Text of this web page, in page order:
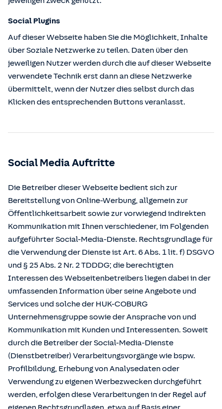
Social Plugins
Auf dieser Webseite haben Sie die Möglichkeit, Inhalte
über Soziale Netzwerke zu teilen. Daten über den
jeweiligen Nutzer werden durch die auf dieser Webseite
verwendete Technik erst dann an diese Netzwerke
übermittelt, wenn der Nutzer dies selbst durch das
Klicken des entsprechenden Buttons veranlasst.
Social Media Auftritte
Die Betreiber dieser Webseite bedient sich zur
Bereitstellung von Online-Werbung, allgemein zur
Öffentlichkeitsarbeit sowie zur vorwiegend indirekten
Kommunikation mit Ihnen verschiedener, im Folgenden
aufgeführter Social-Media-Dienste. Rechtsgrundlage für
die Verwendung der Dienste ist Art. 6 Abs. 1 lit. f) DSGVO
und § 25 Abs. 2 Nr. 2 TDDDG; die berechtigten
Interessen des Webseitenbetreibers liegen dabei in der
umfassenden Information über seine Angebote und
Services und solche der HUK-COBURG
Unternehmensgruppe sowie der Ansprache von und
Kommunikation mit Kunden und Interessenten. Soweit
durch die Betreiber der Social-Media-Dienste
(Dienstbetreiber) Verarbeitungsvorgänge wie bspw.
Profilbildung, Erhebung von Analysedaten oder
Verwendung zu eigenen Werbezwecken durchgeführt
werden, erfolgen diese Verarbeitungen in der Regel auf